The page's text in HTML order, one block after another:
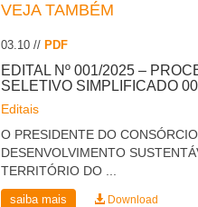
VEJA TAMBÉM
03.10 // PDF
EDITAL Nº 001/2025 –
SELETIVO SIMPLIFICADO
Editais
O PRESIDENTE DO
DESENVOLVIMENTO
TERRITÓRIO DO ...
saiba mais Download